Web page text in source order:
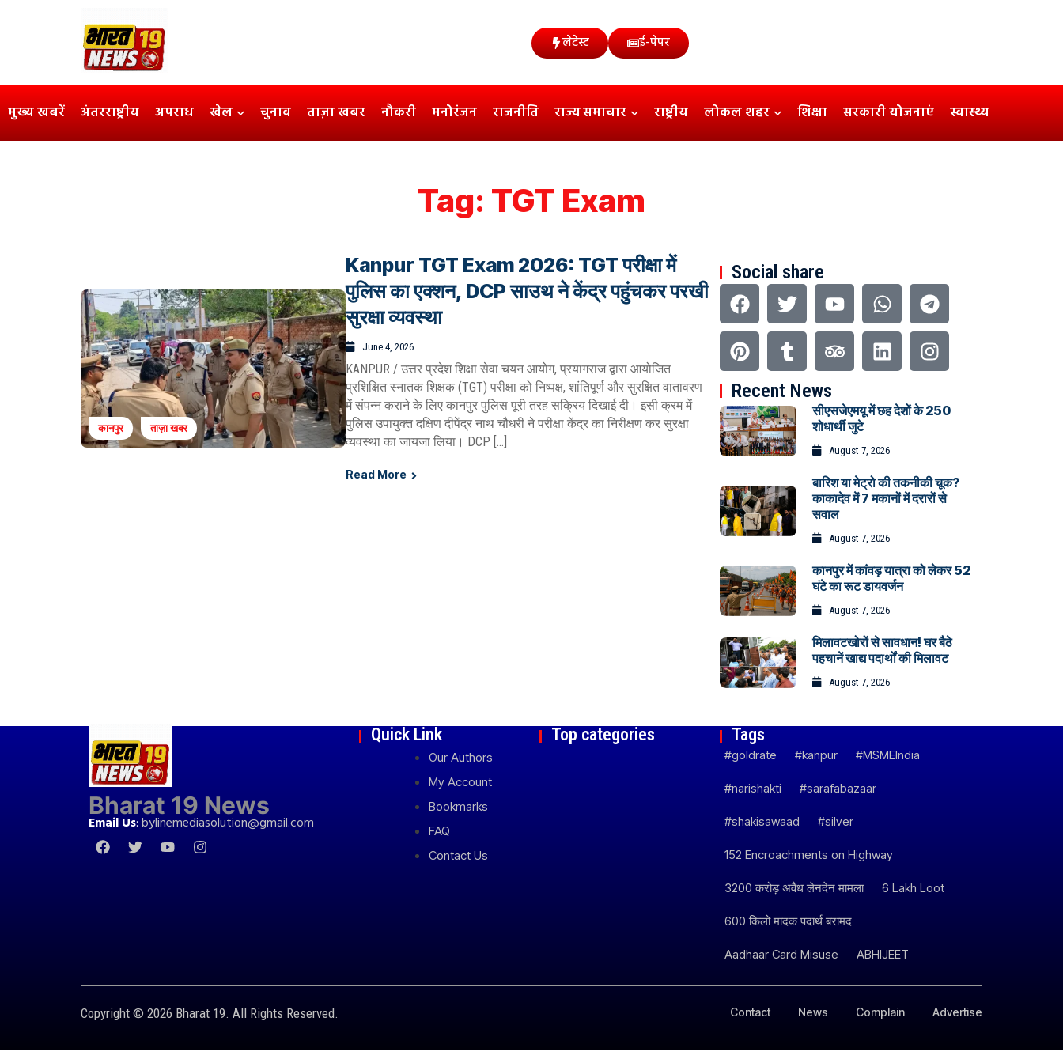
लेटेस्ट ई-पेपर
मुख्य खबरें अंतरराष्ट्रीय अपराध खेल चुनाव ताज़ा खबर नौकरी मनोरंजन राजनीति राज्य समाचार राष्ट्रीय लोकल शहर शिक्षा सरकारी योजनाएं स्वास्थ्य
Tag: TGT Exam
कानपुर ताज़ा खबर
Kanpur TGT Exam 2026: TGT परीक्षा में
पुलिस का एक्शन, DCP साउथ ने केंद्र पहुंचकर परखी
सुरक्षा व्यवस्था
June 4, 2026
KANPUR / उत्तर प्रदेश शिक्षा सेवा चयन आयोग, प्रयागराज द्वारा आयोजित
प्रशिक्षित स्नातक शिक्षक (TGT) परीक्षा को निष्पक्ष, शांतिपूर्ण और सुरक्षित वातावरण
में संपन्न कराने के लिए कानपुर पुलिस पूरी तरह सक्रिय दिखाई दी। इसी क्रम में
पुलिस उपायुक्त दक्षिण दीपेंद्र नाथ चौधरी ने परीक्षा केंद्र का निरीक्षण कर सुरक्षा
व्यवस्था का जायजा लिया। DCP […]
Read More
Social share
Recent News
सीएसजेएमयू में छह देशों के 250
शोधार्थी जुटे
August 7, 2026
बारिश या मेट्रो की तकनीकी चूक?
काकादेव में 7 मकानों में दरारों से
सवाल
August 7, 2026
कानपुर में कांवड़ यात्रा को लेकर 52
घंटे का रूट डायवर्जन
August 7, 2026
मिलावटखोरों से सावधान! घर बैठे
पहचानें खाद्य पदार्थों की मिलावट
August 7, 2026
Bharat 19 News
Email Us:bylinemediasolution@gmail.com
Quick Link
Our Authors
My Account
Bookmarks
FAQ
Contact Us
Top categories Tags
#goldrate #kanpur #MSMEIndia
#narishakti #sarafabazaar
#shakisawaad #silver
152 Encroachments on Highway
3200 करोड़ अवैध लेनदेन मामला 6 Lakh Loot
600 किलो मादक पदार्थ बरामद
Aadhaar Card Misuse ABHIJEET
Copyright © 2026 Bharat 19. All Rights Reserved. Contact News Complain Advertise